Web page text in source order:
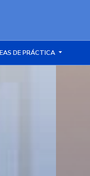
DE PRÁCTICA